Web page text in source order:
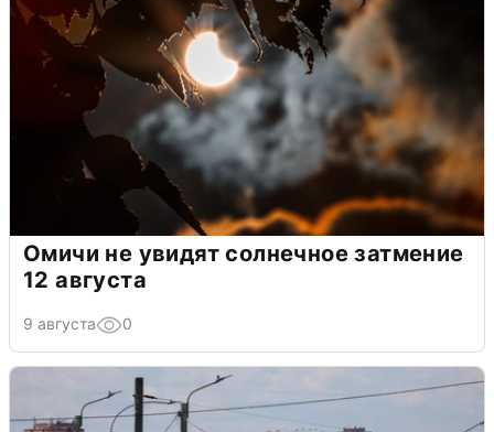
Омичи не увидят солнечное затмение
12 августа
9 августа 0